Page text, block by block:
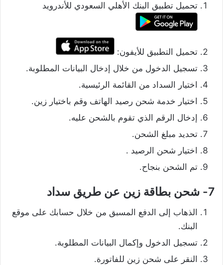
تحميل تطبيق البنك الأهلي السعودي للأندرويد
تحميل التطبيق للأيفون:
تسجيل الدخول من خلال إدخال البيانات المطلوبة.
اختيار السداد من القائمة الرئيسية.
اختيار خدمة شحن رصيد الهاتف وقم باختيار زين.
إدخال الرقم الذي تقوم بالشحن عليه.
تحديد مبلغ الشحن.
اختيار شحن الرصيد .
تم الشحن بنجاح.
7- شحن بطاقة زين عن طريق سداد
الذهاب إلى الدفع المسبق من خلال حسابك على موقع
البنك.
تسجيل الدخول وإكمال البيانات المطلوبة.
النقر على شحن زين للفاتورة.